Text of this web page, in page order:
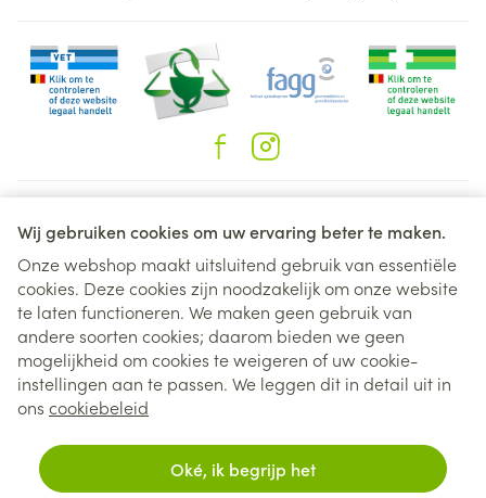
Wij gebruiken cookies om uw ervaring beter te maken.
Onze webshop maakt uitsluitend gebruik van essentiële
cookies. Deze cookies zijn noodzakelijk om onze website
te laten functioneren. We maken geen gebruik van
andere soorten cookies; daarom bieden we geen
mogelijkheid om cookies te weigeren of uw cookie-
instellingen aan te passen. We leggen dit in detail uit in
ons cookiebeleid
Oké, ik begrijp het
Juridische links